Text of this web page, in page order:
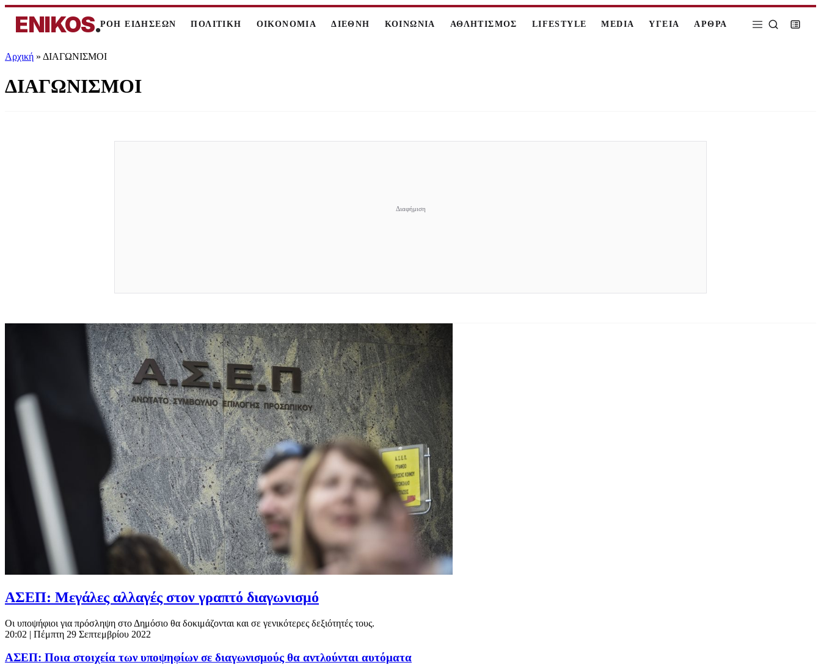
ENIKOS.ΡΟΗ ΕΙΔΗΣΕΩΝ ΠΟΛΙΤΙΚΗ ΟΙΚΟΝΟΜΙΑ ΔΙΕΘΝΗ ΚΟΙΝΩΝΙΑ ΑΘΛΗΤΙΣΜΟΣ LIFESTYLE MEDIA ΥΓΕΙΑ ΑΡΘΡΑ
Αρχική » ΔΙΑΓΩΝΙΣΜΟΙ
ΔΙΑΓΩΝΙΣΜΟΙ
ΑΣΕΠ: Μεγάλες αλλαγές στον γραπτό διαγωνισμό
Οι υποψήφιοι για πρόσληψη στο Δημόσιο θα δοκιμάζονται και σε γενικότερες δεξιότητές τους.
20:02 | Πέμπτη 29 Σεπτεμβρίου 2022
ΑΣΕΠ: Ποια στοιχεία των υποψηφίων σε διαγωνισμούς θα αντλούνται αυτόματα